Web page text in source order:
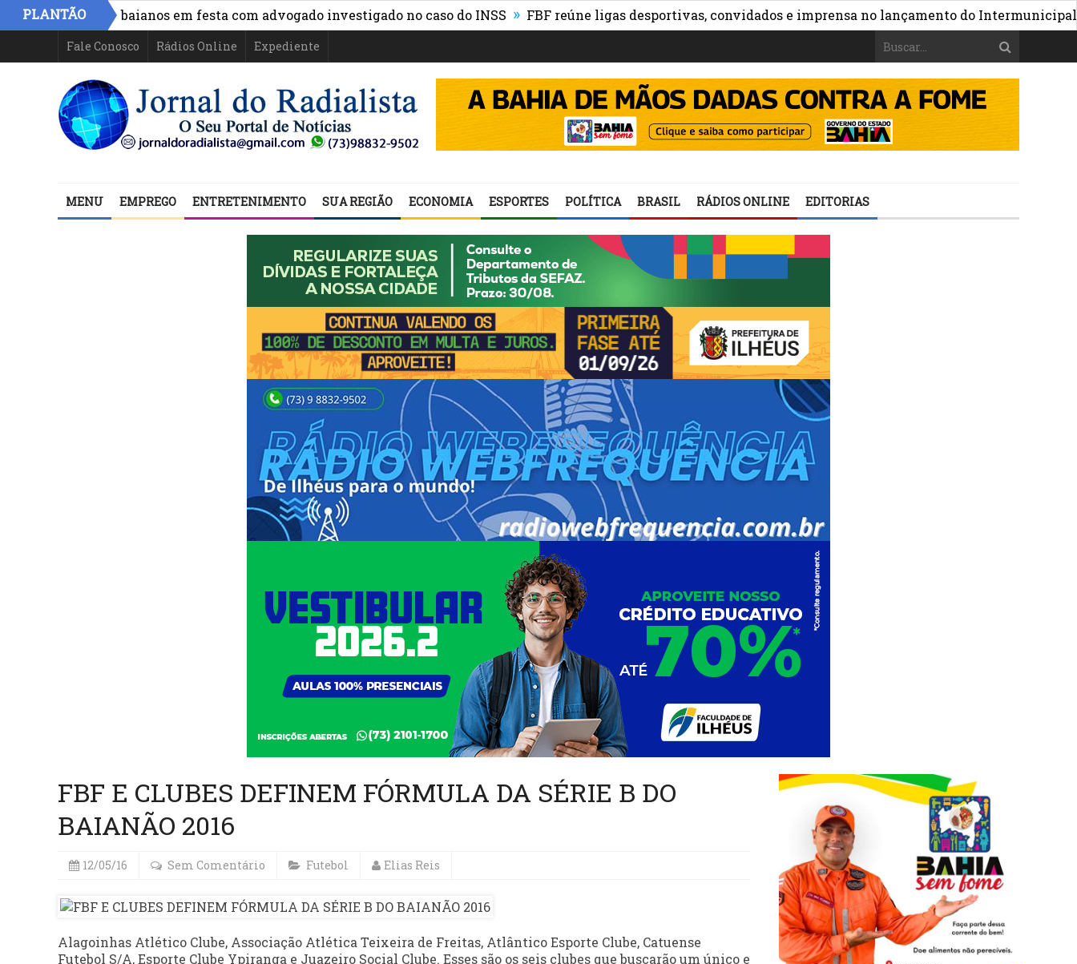
PLANTÃO
políticos baianos em festa com advogado investigado no caso do INSS » FBF reúne ligas desportivas, convidados e imprensa no lançamento do Intermunicipal 2026
Fale Conosco Rádios Online Expediente
MENU EMPREGO ENTRETENIMENTO SUA REGIÃO ECONOMIA ESPORTES POLÍTICA BRASIL RÁDIOS ONLINE EDITORIAS
FBF E CLUBES DEFINEM FÓRMULA DA SÉRIE B DO
BAIANÃO 2016
12/05/16 Sem Comentário Futebol Elias Reis
Alagoinhas Atlético Clube, Associação Atlética Teixeira de Freitas, Atlântico Esporte Clube, Catuense
Futebol S/A, Esporte Clube Ypiranga e Juazeiro Social Clube. Esses são os seis clubes que buscarão um único e